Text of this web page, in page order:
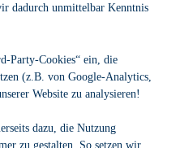
dadurch unmittelbar Kenntnis
Party-Cookies“ ein, die
(z.B. von Google-Analytics,
Website zu analysieren!
dazu, die Nutzung
zu gestalten. So setzen wir